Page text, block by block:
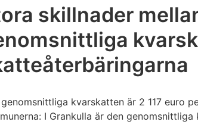
skillnader
genomsnittliga kvarskatten är 2 117 euro
I Grankulla är den